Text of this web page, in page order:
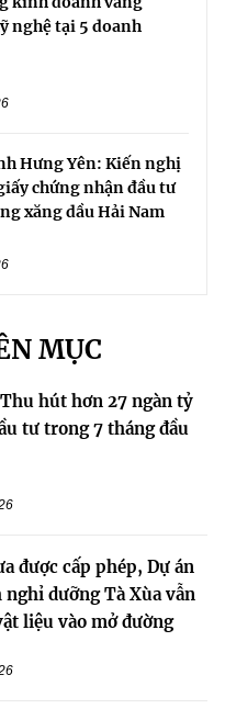
nghệ tại 5 doanh
Hưng Yên: Kiến nghị
chứng nhận đầu tư
xăng dầu Hải Nam
MỤC
hút hơn 27 ngàn tỷ
tư trong 7 tháng đầu
được cấp phép, Dự án
dưỡng Tà Xùa vẫn
liệu vào mở đường